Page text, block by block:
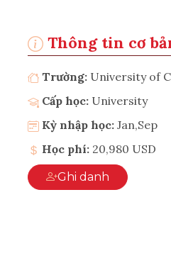
Thông tin cơ
Trường: University of
Cấp học: University
Kỳ nhập học: Jan,Sep
Học phí: 20,980 USD
Ghi danh